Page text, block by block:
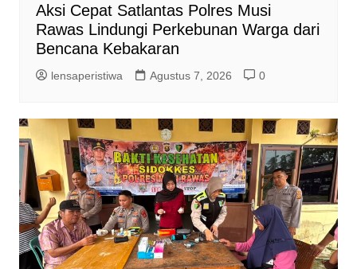
Aksi Cepat Satlantas Polres Musi
Rawas Lindungi Perkebunan Warga dari
Bencana Kebakaran
lensaperistiwa Agustus 7, 2026 0